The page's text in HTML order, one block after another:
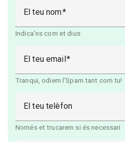
El teu nom
Indica'ns com et dius
El teu email
Tranqui, odiem l'Spam tant com tu!
El teu telèfon
Només et trucarem si és necessari